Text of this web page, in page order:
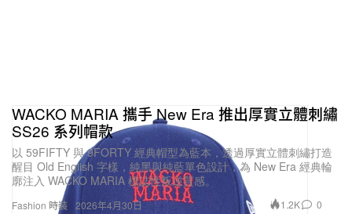
Fashion 時裝
WACKO MARIA 攜手 New Era 推出厚實立體刺繡
SS26 系列帽款
以 59FIFTY 與 9FORTY 經典帽型為藍本，透過厚實立體刺繡打造
醒目 Old English 字樣，純黑與純藍單色設計，為 New Era 經典輪
廓注入 WACKO MARIA 標誌性叛逆質感。
2026年4月30日 1.2K 0